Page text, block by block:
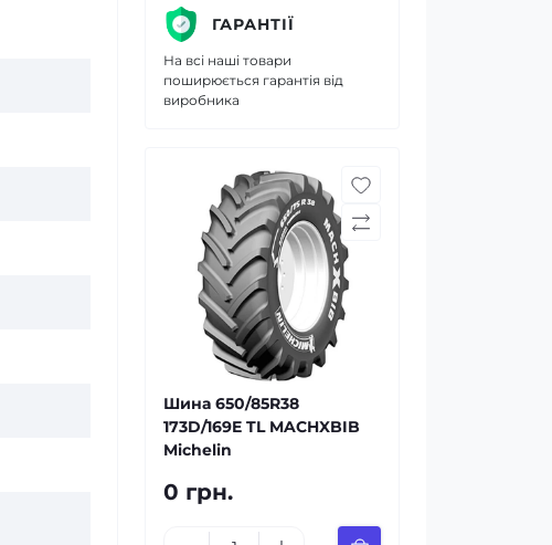
ГАРАНТІЇ
На всі наші товари
поширюється гарантія від
виробника
Шина 650/85R38
173D/169E TL MACHXBIB
Michelin
0 грн.